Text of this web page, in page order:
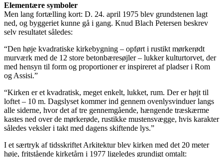
Elementære symboler
Men lang fortælling kort: D. 24. april 1975 blev grundstenen lagt
ned, og byggeriet kunne gå i gang. Knud Blach Petersen beskrev
selv resultatet således:
“Den høje kvadratiske kirkebygning – opført i rustikt mørkerødt
murværk med de 12 store betonbæresøjler – lukker kulturtorvet, der
med hensyn til form og proportioner er inspireret af pladser i Rom
og Assisi.”
“Kirken er et kvadratisk, meget enkelt, lukket, rum. Der er højt til
loftet – 10 m. Dagslyset kommer ind gennem ovenlysvinduer langs
alle siderne, hvor det af tre gennemgående, hængende træskærme
kastes ned over de mørkerøde, rustikke mustensvægge, hvis karakter
således veksler i takt med dagens skiftende lys.”
I et særtryk af tidsskriftet Arkitektur blev kirken med det 20 meter
høje, fritstående kirketårn i 1977 ligeledes grundigt omtalt: